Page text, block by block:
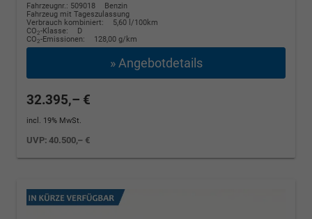
Fahrzeugnr.: 509018
Benzin
Fahrzeug mit Tageszulassung
Verbrauch kombiniert:
5,60 l/100km
CO2-Klasse:
D
CO2-Emissionen: 128,00 g/km
» Angebotdetails
32.395,– €
incl. 19% MwSt.
UVP:40.500,– €